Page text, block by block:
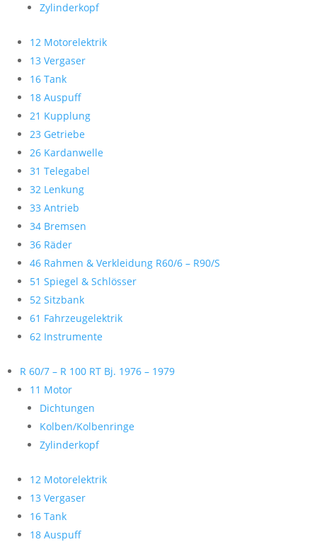
Zylinderkopf
12 Motorelektrik
13 Vergaser
16 Tank
18 Auspuff
21 Kupplung
23 Getriebe
26 Kardanwelle
31 Telegabel
32 Lenkung
33 Antrieb
34 Bremsen
36 Räder
46 Rahmen & Verkleidung R60/6 – R90/S
51 Spiegel & Schlösser
52 Sitzbank
61 Fahrzeugelektrik
62 Instrumente
R 60/7 – R 100 RT Bj. 1976 – 1979
11 Motor
Dichtungen
Kolben/Kolbenringe
Zylinderkopf
12 Motorelektrik
13 Vergaser
16 Tank
18 Auspuff